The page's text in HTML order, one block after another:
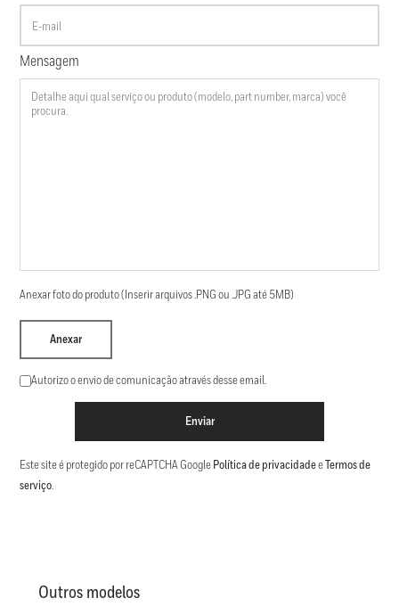
Mensagem
Anexar foto do produto (Inserir arquivos .PNG ou .JPG até 5MB)
Anexar
Autorizo o envio de comunicação através desse email.
Enviar
Este site é protegido por reCAPTCHA Google Política de privacidadee Termos de
serviço.
Outros modelos